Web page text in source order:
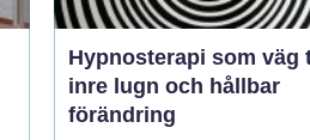
Hypnosterapi som väg
inre lugn och hållbar
förändring